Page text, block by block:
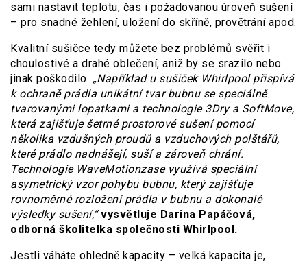
sami nastavit teplotu, čas i požadovanou úroveň sušení
– pro snadné žehlení, uložení do skříně, provětrání apod.
Kvalitní sušičce tedy můžete bez problémů svěřit i
choulostivé a drahé oblečení, aniž by se srazilo nebo
jinak poškodilo. „Například u sušiček Whirlpool přispívá
k ochraně prádla unikátní tvar bubnu se speciálně
tvarovanými lopatkami a technologie 3Dry a SoftMove,
která zajišťuje šetrné prostorové sušení pomocí
několika vzdušných proudů a vzduchových polštářů,
které prádlo nadnášejí, suší a zároveň chrání.
Technologie WaveMotionzase využívá speciální
asymetrický vzor pohybu bubnu, který zajišťuje
rovnoměrné rozložení prádla v bubnu a dokonalé
výsledky sušení,“ vysvětluje Darina Papáčová,
odborná školitelka společnosti Whirlpool.
Jestli váháte ohledně kapacity – velká kapacita je,